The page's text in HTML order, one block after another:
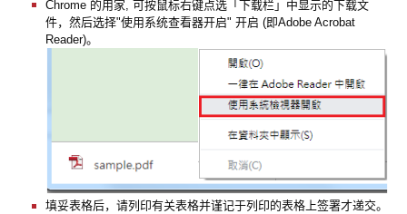
Chrome 的用家, 可按鼠标右键点选「下载栏」中显示的下载文
件，然后选择"使用系统查看器开启" 开启 (即Adobe Acrobat
Reader)。
填妥表格后，请列印有关表格并谨记于列印的表格上签署才递交。